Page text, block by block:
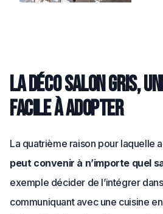
La déco salon gris,
facile à adopter
La quatrième raison pour laquelle
peut convenir à n’importe quel
exemple décider de l’intégrer
communiquant avec une cuisine